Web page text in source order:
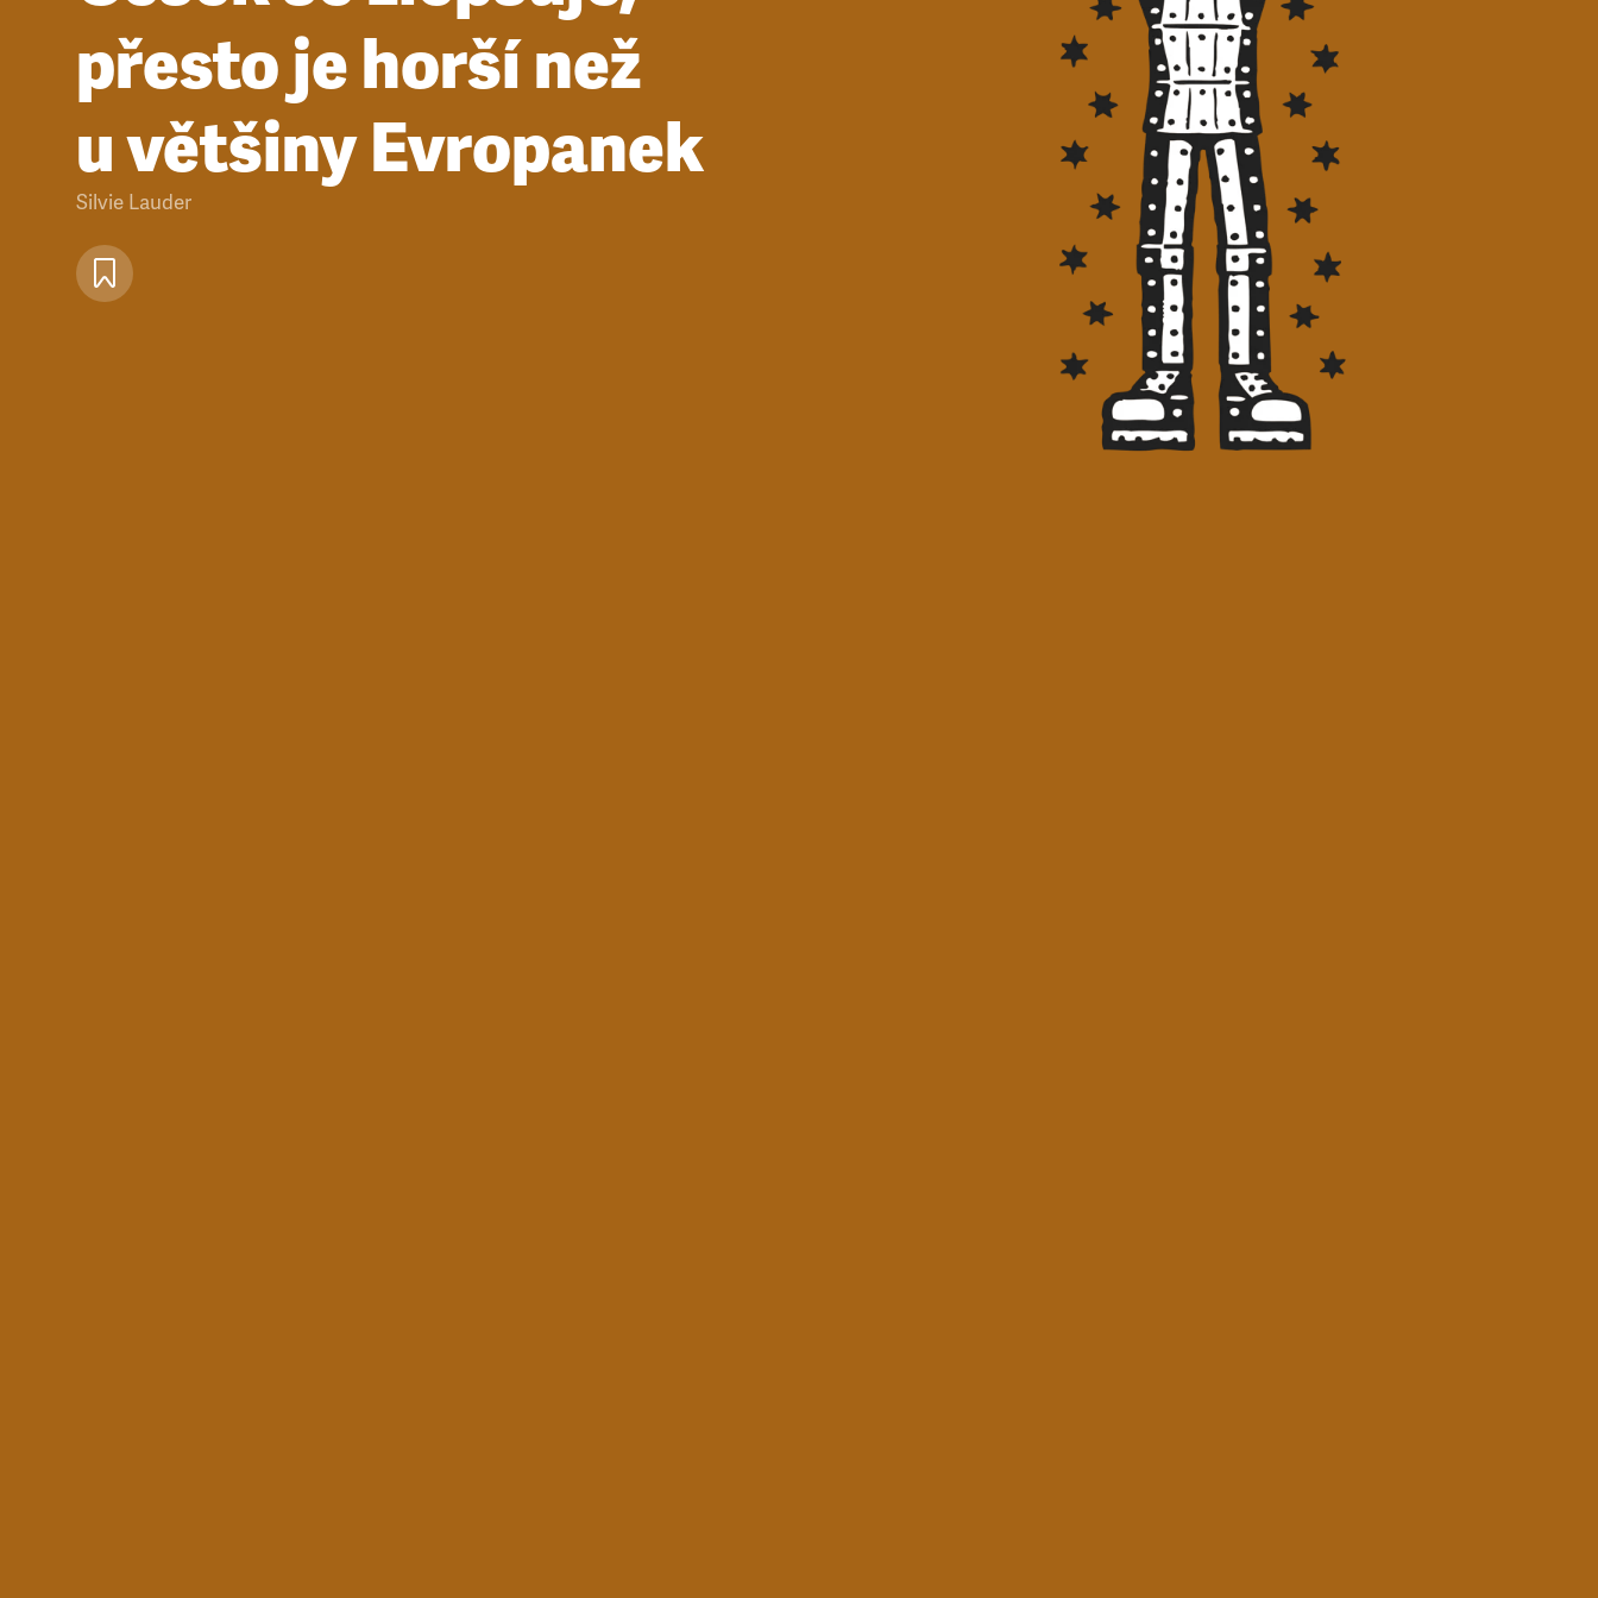
přesto je horší než
u většiny Evropanek
Silvie Lauder